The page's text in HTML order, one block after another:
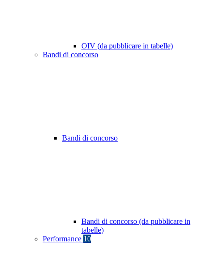
OIV (da pubblicare in tabelle)
Bandi di concorso
Bandi di concorso
Bandi di concorso (da pubblicare in
tabelle)
Performance 10